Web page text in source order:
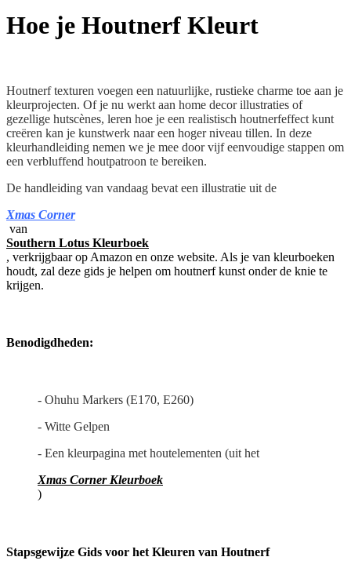
Hoe je Houtnerf Kleurt
Houtnerf texturen voegen een natuurlijke, rustieke charme toe aan je
kleurprojecten. Of je nu werkt aan home decor illustraties of
gezellige hutscènes, leren hoe je een realistisch houtnerfeffect kunt
creëren kan je kunstwerk naar een hoger niveau tillen. In deze
kleurhandleiding nemen we je mee door vijf eenvoudige stappen om
een verbluffend houtpatroon te bereiken.
De handleiding van vandaag bevat een illustratie uit de
Xmas Corner
van
Southern Lotus Kleurboek
, verkrijgbaar op Amazon en onze website. Als je van kleurboeken
houdt, zal deze gids je helpen om houtnerf kunst onder de knie te
krijgen.
Benodigdheden:
- Ohuhu Markers (E170, E260)
- Witte Gelpen
- Een kleurpagina met houtelementen (uit het
Xmas Corner Kleurboek
)
Stapsgewijze Gids voor het Kleuren van Houtnerf